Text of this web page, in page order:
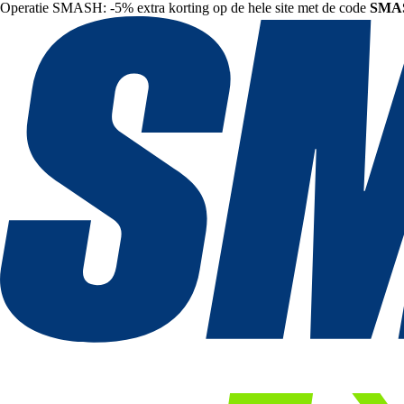
Operatie SMASH: -5% extra korting op de hele site met de code